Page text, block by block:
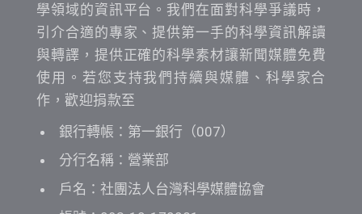
學領域的資訊平台。我們在面對科學爭議時，
引介合適的專家、提供第一手的科學資訊解讀
與轉譯，提供正確的科學素材讓新聞媒體免費
使用。若您支持我們持續與媒體、科學家合
作，歡迎捐款至
銀行轉帳：第一銀行（007）
分行名稱：營業部
戶名：社團法人台灣科學媒體協會